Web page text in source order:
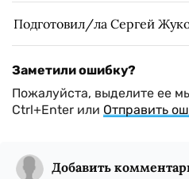
Подготовил/ла Сергей
Заметили ошибку?
Пожалуйста, выделите ее
Ctrl+Enter или Отправить
Добавить